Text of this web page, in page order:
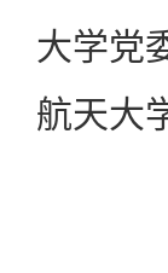
大学党
航天大